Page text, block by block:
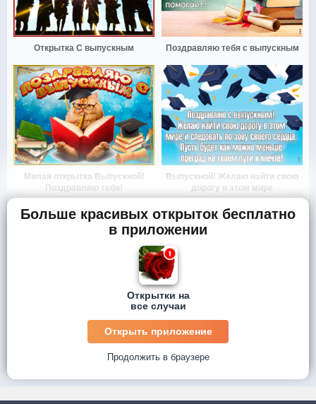
Открытка С выпускным Поздравляю тебя с выпускным
Милая открытка Выпускной!
Поздравляю тебя!
Выпускной! Желаю найти свою
дорогу в этом мире
Больше красивых открыток бесплатно
в приложении
Открытки на
все случаи
Открыть приложение
Продолжить в браузере